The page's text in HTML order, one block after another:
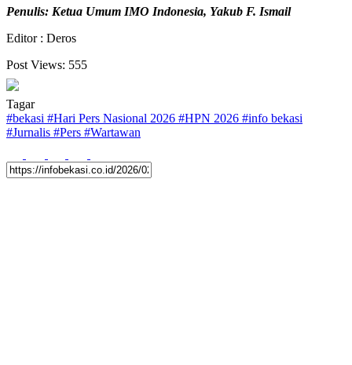
Penulis: Ketua Umum IMO Indonesia, Yakub F. Ismail
Editor : Deros
Post Views: 555
Tagar
#bekasi #Hari Pers Nasional 2026 #HPN 2026 #info bekasi
#Jurnalis #Pers #Wartawan